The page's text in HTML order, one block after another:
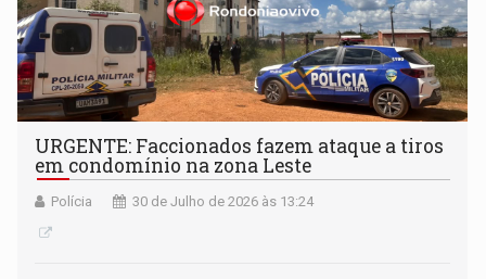
URGENTE: Faccionados fazem ataque a tiros
em condomínio na zona Leste
Polícia 30 de Julho de 2026 às 13:24